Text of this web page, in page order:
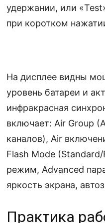
удержании, или
при коротком
На дисплее видны
уровень батареи и
инфракрасная
включает: Air Group
каналов), Air
Flash Mode
режим, Advanced
яркость экрана,
Практика